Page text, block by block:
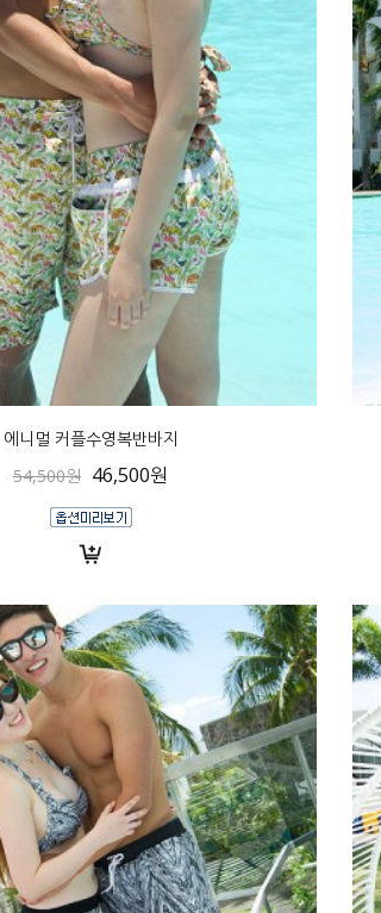
에니멀 커플수영복반바지
54,500원 46,500원